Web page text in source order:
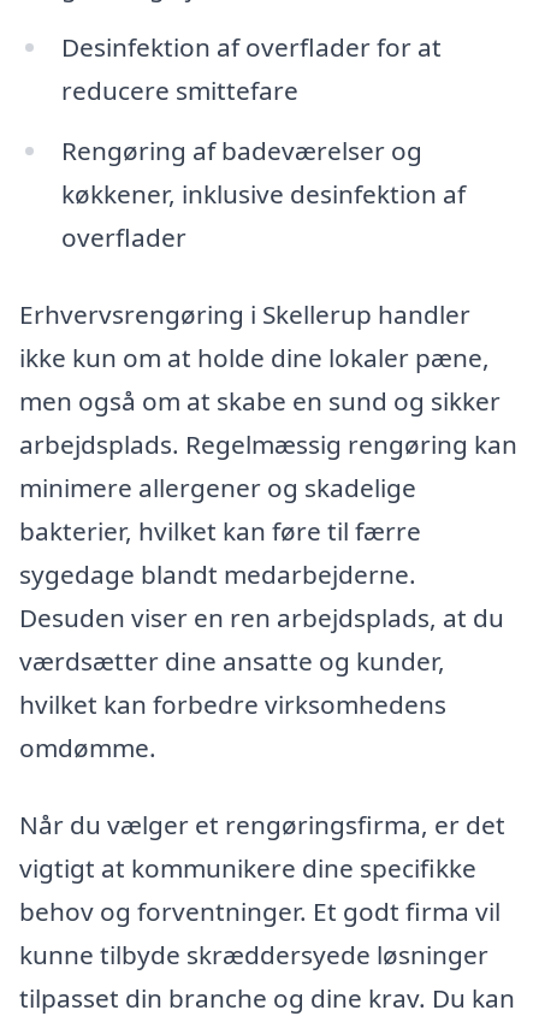
Desinfektion af overflader for at
reducere smittefare
Rengøring af badeværelser og
køkkener, inklusive desinfektion af
overflader
Erhvervsrengøring i Skellerup handler
ikke kun om at holde dine lokaler pæne,
men også om at skabe en sund og sikker
arbejdsplads. Regelmæssig rengøring kan
minimere allergener og skadelige
bakterier, hvilket kan føre til færre
sygedage blandt medarbejderne.
Desuden viser en ren arbejdsplads, at du
værdsætter dine ansatte og kunder,
hvilket kan forbedre virksomhedens
omdømme.
Når du vælger et rengøringsfirma, er det
vigtigt at kommunikere dine specifikke
behov og forventninger. Et godt firma vil
kunne tilbyde skræddersyede løsninger
tilpasset din branche og dine krav. Du kan